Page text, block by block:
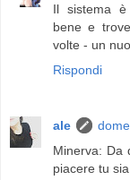
Il sistema è
bene e
volte - un
Rispondi
ale
Minerva: Da
piacere tu